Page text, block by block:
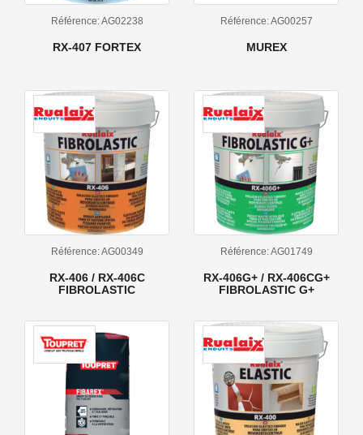
Référence: AG02238
RX-407 FORTEX
Référence: AG00257
MUREX
Référence: AG00349
RX-406 / RX-406C
FIBROLASTIC
Référence: AG01749
RX-406G+ / RX-406CG+
FIBROLASTIC G+